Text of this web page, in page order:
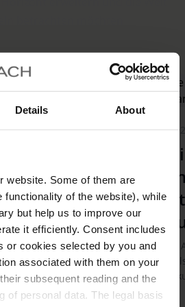
Details About
website. Some of them are
functionality of the website), while
but help us to improve our
it efficiently. Consent includes
or cookies selected by you and
associated with them on your
subsequent reading and the
of personal data. The legal basis
in
und Weiß
Schmetterling fällt
wie der
leuchtend roten
Flecken und den
gehört er zu
Europas.
23. Juli
Am 12.
der